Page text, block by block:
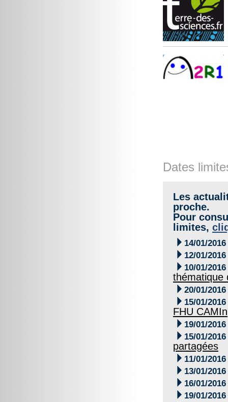
Dates
Les
proche.
Pour
limites,
 14/01/2016
 12/01/2016
 10/01/2016
thématique
 20/01/2016
 15/01/2016
FHU CAMIn
 19/01/2016
 15/01/2016
partagées
 11/01/2016
 13/01/2016
 16/01/2016
 19/01/2016